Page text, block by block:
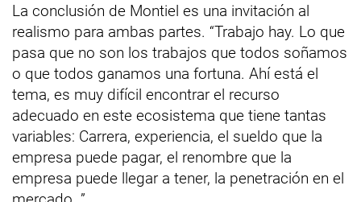
La conclusión de Montiel es una invitación al
realismo para ambas partes. “Trabajo hay. Lo que
pasa que no son los trabajos que todos soñamos
o que todos ganamos una fortuna. Ahí está el
tema, es muy difícil encontrar el recurso
adecuado en este ecosistema que tiene tantas
variables: Carrera, experiencia, el sueldo que la
empresa puede pagar, el renombre que la
empresa puede llegar a tener, la penetración en el